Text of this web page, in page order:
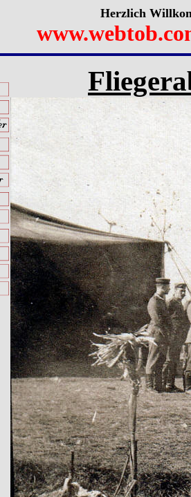
Herzlich